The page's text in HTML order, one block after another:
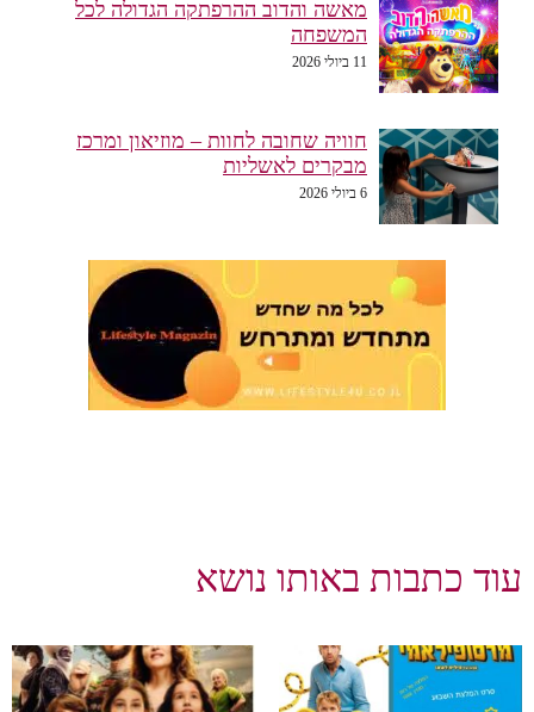
מאשה והדוב ההרפתקה הגדולה לכל
המשפחה
11 ביולי 2026
חוויה שחובה לחוות – מוזיאון ומרכז
מבקרים לאשליות
6 ביולי 2026
עוד כתבות באותו נושא